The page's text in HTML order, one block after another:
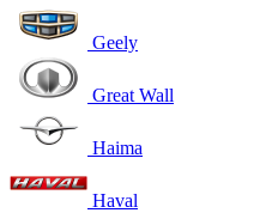
Geely
Great Wall
Haima
Haval